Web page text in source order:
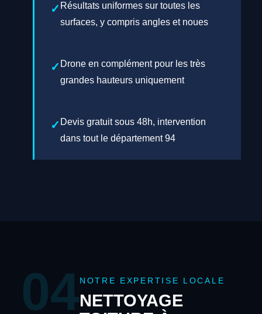
Résultats uniformes sur toutes les
surfaces, y compris angles et noues
Drone en complément pour les très
grandes hauteurs uniquement
Devis gratuit sous 48h, intervention
dans tout le département 94
04NOTRE EXPERTISE LOCALE
NETTOYAGE